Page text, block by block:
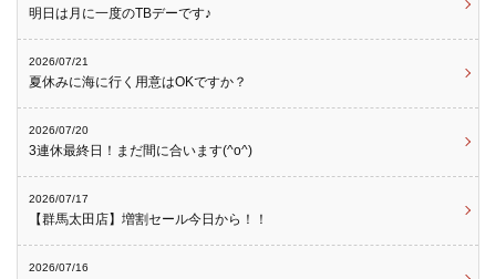
明日は月に一度のTBデーです♪
2026/07/21
夏休みに海に行く用意はOKですか？
2026/07/20
3連休最終日！まだ間に合います(^o^)
2026/07/17
【群馬太田店】増割セール今日から！！
2026/07/16